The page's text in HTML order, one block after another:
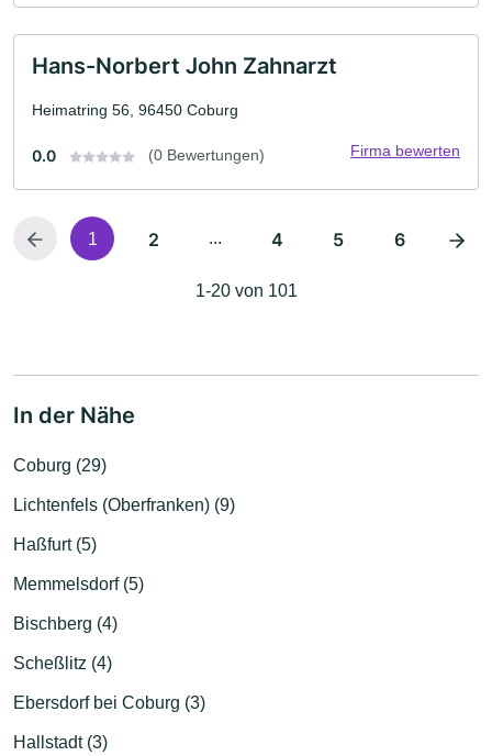
Hans-Norbert John Zahnarzt
Heimatring 56, 96450 Coburg
0.0 (0 Bewertungen) Firma bewerten
1 2 ... 4 5 6
1-20 von 101
In der Nähe
Coburg (29)
Lichtenfels (Oberfranken) (9)
Haßfurt (5)
Memmelsdorf (5)
Bischberg (4)
Scheßlitz (4)
Ebersdorf bei Coburg (3)
Hallstadt (3)